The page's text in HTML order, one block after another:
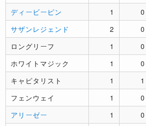
ディービーピン 1 0
サザンレジェンド
2 0
ロングリーフ
1 0
ホワイトマジック
1 0
キャピタリスト
1 1
フェンウェイ
1 0
アリーゼー
1 0